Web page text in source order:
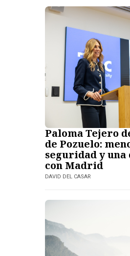
Paloma Tejero
de Pozuelo:
seguridad y una
con Madrid
DAVID DEL CASAR